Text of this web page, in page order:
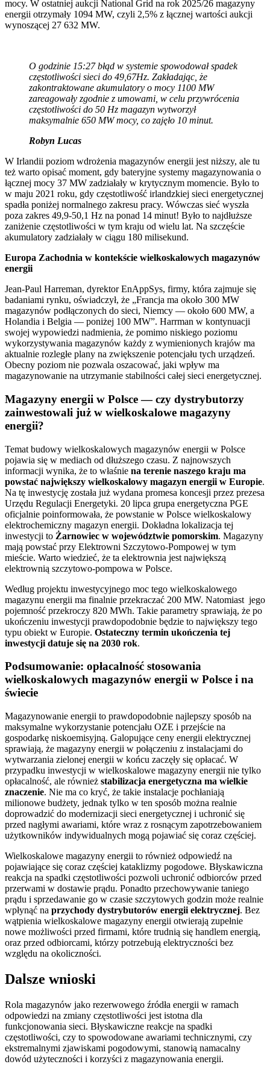
mocy. W ostatniej aukcji National Grid na rok 2025/26 magazyny
energii otrzymały 1094 MW, czyli 2,5% z łącznej wartości aukcji
wynoszącej 27 632 MW.
O godzinie 15:27 błąd w systemie spowodował spadek
częstotliwości sieci do 49,67Hz. Zakładając, że
zakontraktowane akumulatory o mocy 1100 MW
zareagowały zgodnie z umowami, w celu przywrócenia
częstotliwości do 50 Hz magazyn wytworzył
maksymalnie 650 MW mocy, co zajęło 10 minut.
Robyn Lucas
W Irlandii poziom wdrożenia magazynów energii jest niższy, ale tu
też warto opisać moment, gdy bateryjne systemy magazynowania o
łącznej mocy 37 MW zadziałały w krytycznym momencie. Było to
w maju 2021 roku, gdy częstotliwość irlandzkiej sieci energetycznej
spadła poniżej normalnego zakresu pracy. Wówczas sieć wyszła
poza zakres 49,9-50,1 Hz na ponad 14 minut! Było to najdłuższe
zaniżenie częstotliwości w tym kraju od wielu lat. Na szczęście
akumulatory zadziałały w ciągu 180 milisekund.
Europa Zachodnia w kontekście wielkoskalowych magazynów
energii
Jean-Paul Harreman, dyrektor EnAppSys, firmy, która zajmuje się
badaniami rynku, oświadczył, że „Francja ma około 300 MW
magazynów podłączonych do sieci, Niemcy — około 600 MW, a
Holandia i Belgia — poniżej 100 MW”. Harrman w kontynuacji
swojej wypowiedzi nadmienia, że pomimo niskiego poziomu
wykorzystywania magazynów każdy z wymienionych krajów ma
aktualnie rozległe plany na zwiększenie potencjału tych urządzeń.
Obecny poziom nie pozwala oszacować, jaki wpływ ma
magazynowanie na utrzymanie stabilności całej sieci energetycznej.
Magazyny energii w Polsce — czy dystrybutorzy
zainwestowali już w wielkoskalowe magazyny
energii?
Temat budowy wielkoskalowych magazynów energii w Polsce
pojawia się w mediach od dłuższego czasu. Z najnowszych
informacji wynika, że to właśnie na terenie naszego kraju ma
powstać największy wielkoskalowy magazyn energii w Europie.
Na tę inwestycję została już wydana promesa koncesji przez prezesa
Urzędu Regulacji Energetyki. 20 lipca grupa energetyczna PGE
oficjalnie poinformowała, że powstanie w Polsce wielkoskalowy
elektrochemiczny magazyn energii. Dokładna lokalizacja tej
inwestycji to Żarnowiec w województwie pomorskim. Magazyny
mają powstać przy Elektrowni Szczytowo-Pompowej w tym
mieście. Warto wiedzieć, że ta elektrownia jest największą
elektrownią szczytowo-pompowa w Polsce.
Według projektu inwestycyjnego moc tego wielkoskalowego
magazynu energii ma finalnie przekraczać 200 MW. Natomiast jego
pojemność przekroczy 820 MWh. Takie parametry sprawiają, że po
ukończeniu inwestycji prawdopodobnie będzie to największy tego
typu obiekt w Europie. Ostateczny termin ukończenia tej
inwestycji datuje się na 2030 rok.
Podsumowanie: opłacalność stosowania
wielkoskalowych magazynów energii w Polsce i na
świecie
Magazynowanie energii to prawdopodobnie najlepszy sposób na
maksymalne wykorzystanie potencjału OZE i przejście na
gospodarkę niskoemisyjną. Galopujące ceny energii elektrycznej
sprawiają, że magazyny energii w połączeniu z instalacjami do
wytwarzania zielonej energii w końcu zaczęły się opłacać. W
przypadku inwestycji w wielkoskalowe magazyny energii nie tylko
opłacalność, ale również stabilizacja energetyczna ma wielkie
znaczenie. Nie ma co kryć, że takie instalacje pochłaniają
milionowe budżety, jednak tylko w ten sposób można realnie
doprowadzić do modernizacji sieci energetycznej i uchronić się
przed nagłymi awariami, które wraz z rosnącym zapotrzebowaniem
użytkowników indywidualnych mogą pojawiać się coraz częściej.
Wielkoskalowe magazyny energii to również odpowiedź na
pojawiające się coraz częściej kataklizmy pogodowe. Błyskawiczna
reakcja na spadki częstotliwości pozwoli uchronić odbiorców przed
przerwami w dostawie prądu. Ponadto przechowywanie taniego
prądu i sprzedawanie go w czasie szczytowych godzin może realnie
wpłynąć na przychody dystrybutorów energii elektrycznej. Bez
wątpienia wielkoskalowe magazyny energii otwierają zupełnie
nowe możliwości przed firmami, które trudnią się handlem energią,
oraz przed odbiorcami, którzy potrzebują elektryczności bez
względu na okoliczności.
Dalsze wnioski
Rola magazynów jako rezerwowego źródła energii w ramach
odpowiedzi na zmiany częstotliwości jest istotna dla
funkcjonowania sieci. Błyskawiczne reakcje na spadki
częstotliwości, czy to spowodowane awariami technicznymi, czy
ekstremalnymi zjawiskami pogodowymi, stanowią namacalny
dowód użyteczności i korzyści z magazynowania energii.